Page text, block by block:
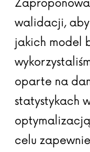
walidacji,
jakich model
oparte na
statystykach
celu